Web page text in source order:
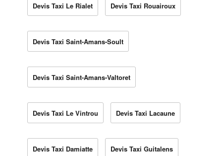
Devis Taxi Le Rialet Devis Taxi Rouairoux
Devis Taxi Saint-Amans-Soult
Devis Taxi Saint-Amans-Valtoret
Devis Taxi Le Vintrou Devis Taxi Lacaune
Devis Taxi Damiatte Devis Taxi Guitalens